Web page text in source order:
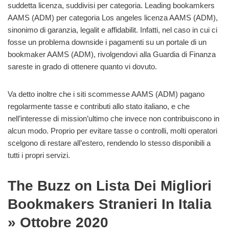
suddetta licenza, suddivisi per categoria. Leading bookamkers
AAMS (ADM) per categoria Los angeles licenza AAMS (ADM),
sinonimo di garanzia, legalit e affidabilit. Infatti, nel caso in cui ci
fosse un problema downside i pagamenti su un portale di un
bookmaker AAMS (ADM), rivolgendovi alla Guardia di Finanza
sareste in grado di ottenere quanto vi dovuto.
Va detto inoltre che i siti scommesse AAMS (ADM) pagano
regolarmente tasse e contributi allo stato italiano, e che
nell’interesse di mission’ultimo che invece non contribuiscono in
alcun modo. Proprio per evitare tasse o controlli, molti operatori
scelgono di restare all’estero, rendendo lo stesso disponibili a
tutti i propri servizi.
The Buzz on Lista Dei Migliori
Bookmakers Stranieri In Italia
» Ottobre 2020